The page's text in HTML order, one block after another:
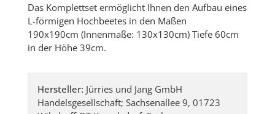
Das Komplettset ermöglicht Ihnen den Aufbau eines
L-förmigen Hochbeetes in den Maßen
190x190cm (Innenmaße: 130x130cm) Tiefe 60cm
in der Höhe 39cm.
Hersteller: Jürries und Jang GmbH
Handelsgesellschaft; Sachsenallee 9, 01723